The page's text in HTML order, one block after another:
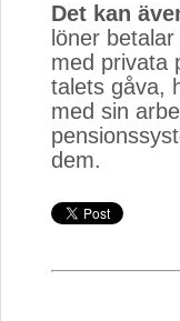
Det kan
löner
med privata
talets gåva,
med sin
dem.